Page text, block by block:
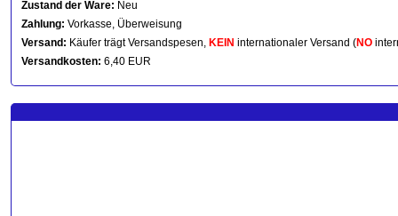
Zustand der Ware: Neu
Zahlung: Vorkasse, Überweisung
Versand: Käufer trägt Versandspesen, KEIN internationaler Versand (NO
Versandkosten: 6,40 EUR